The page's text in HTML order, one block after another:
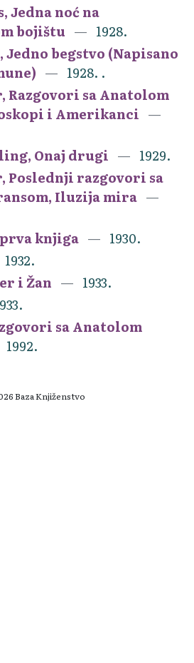
Jedna noć na
bojištu
1928.
Jedno begstvo (Napisano
1928. .
Razgovori sa Anatolom
i Amerikanci
Onaj drugi
1929.
Poslednji razgovori sa
Iluzija mira
knjiga
1930.
1932.
i Žan
1933.
sa Anatolom
1992.
Baza Knjiženstvo